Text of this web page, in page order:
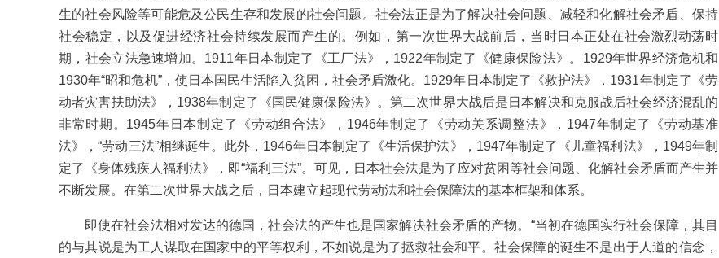
生的社会风险等可能危及公民生存和发展的社会问题。社会法正是为了解决社会问题、减轻和化解社会矛盾、保持
社会稳定，以及促进经济社会持续发展而产生的。例如，第一次世界大战前后，当时日本正处在社会激烈动荡时
期，社会立法急速增加。1911年日本制定了《工厂法》，1922年制定了《健康保险法》。1929年世界经济危机和
1930年“昭和危机”，使日本国民生活陷入贫困，社会矛盾激化。1929年日本制定了《救护法》，1931年制定了《劳
动者灾害扶助法》，1938年制定了《国民健康保险法》。第二次世界大战后是日本解决和克服战后社会经济混乱的
非常时期。1945年日本制定了《劳动组合法》，1946年制定了《劳动关系调整法》，1947年制定了《劳动基准
法》，“劳动三法”相继诞生。此外，1946年日本制定了《生活保护法》，1947年制定了《儿童福利法》，1949年制
定了《身体残疾人福利法》，即“福利三法”。可见，日本社会法是为了应对贫困等社会问题、化解社会矛盾而产生并
不断发展。在第二次世界大战之后，日本建立起现代劳动法和社会保障法的基本框架和体系。
即使在社会法相对发达的德国，社会法的产生也是国家解决社会矛盾的产物。“当初在德国实行社会保障，其目
的与其说是为工人谋取在国家中的平等权利，不如说是为了拯救社会和平。社会保障的诞生不是出于人道的信念，